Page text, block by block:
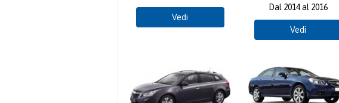
Vedi
Dal 2014 al 2016
Vedi